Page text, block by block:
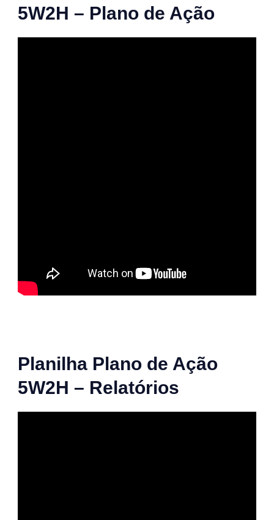
5W2H – Plano de Ação
Planilha Plano de Ação
5W2H – Relatórios